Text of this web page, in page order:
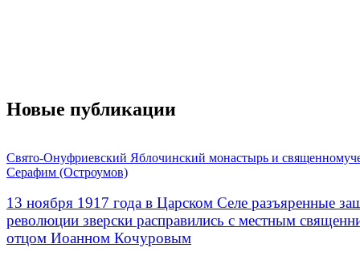
Новые публикации
Свято-Онуфриевский Яблочинский монастырь и
Серафим (Остроумов)
13 ноября 1917 года в Царском Селе разъяренные
революции зверски расправились с местным
отцом Иоанном Кочуровым